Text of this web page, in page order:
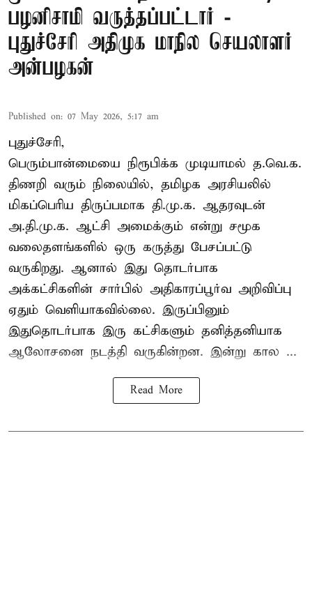
பழனிசாமி வருத்தப்பட்டார் -
புதுச்சேரி அதிமுக மாநில செயலாளர்
அன்பழகன்
Published on: 07 May 2026, 5:17 am
புதுச்சேரி,
பெரும்பான்மையை நிரூபிக்க முடியாமல் த.வெ.க.
திணறி வரும் நிலையில், தமிழக அரசியலில்
மிகப்பெரிய திருப்பமாக தி.மு.க. ஆதரவுடன்
அ.தி.மு.க. ஆட்சி அமைக்கும் என்று சமூக
வலைதளங்களில் ஒரு கருத்து பேசப்பட்டு
வருகிறது. ஆனால் இது தொடர்பாக
அக்கட்சிகளின் சார்பில் அதிகாரப்பூர்வ அறிவிப்பு
ஏதும் வெளியாகவில்லை. இருப்பினும்
இதுதொடர்பாக இரு கட்சிகளும் தனித்தனியாக
ஆலோசனை நடத்தி வருகின்றன. இன்று கால ...
Read More